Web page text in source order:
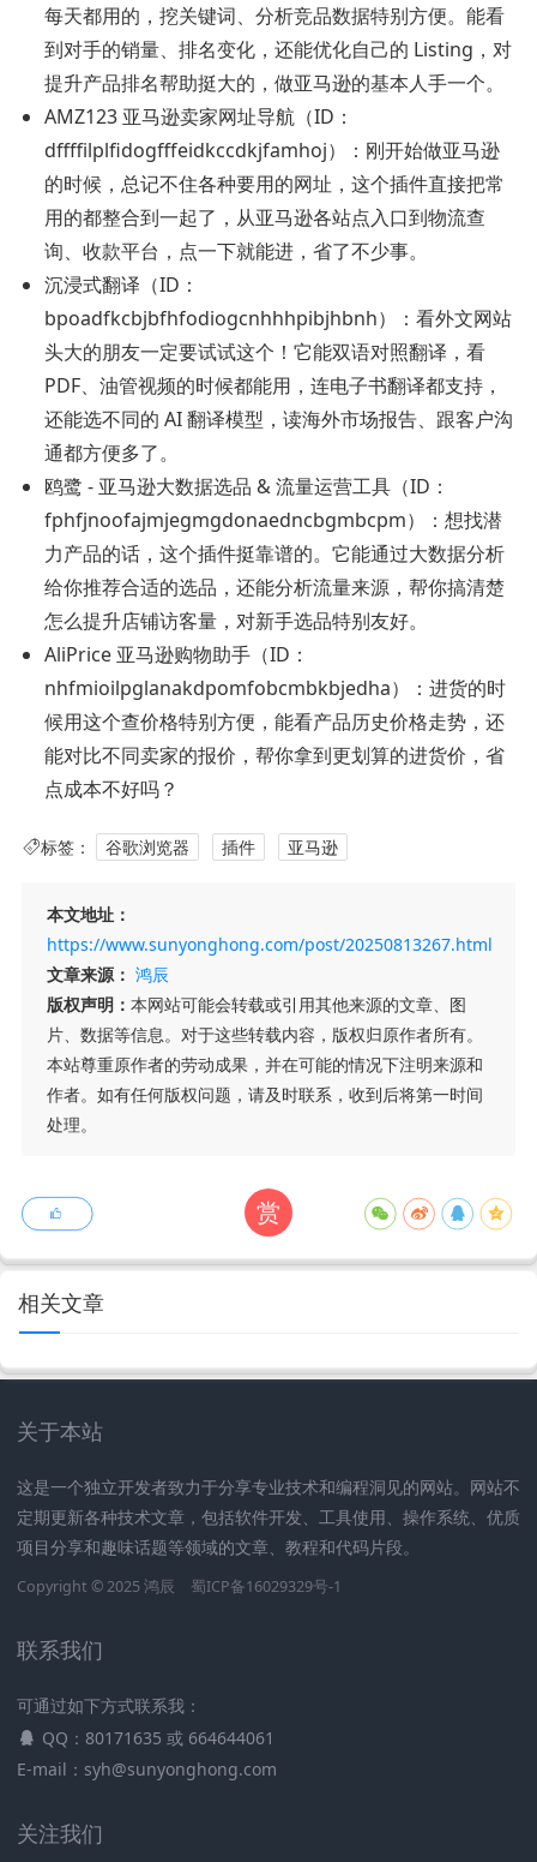
每天都用的，挖关键词、分析竞品数据特别方便。能看
到对手的销量、排名变化，还能优化自己的 Listing，对
提升产品排名帮助挺大的，做亚马逊的基本人手一个。
AMZ123 亚马逊卖家网址导航（ID：
dffffilplfidogfffeidkccdkjfamhoj）：刚开始做亚马逊
的时候，总记不住各种要用的网址，这个插件直接把常
用的都整合到一起了，从亚马逊各站点入口到物流查
询、收款平台，点一下就能进，省了不少事。
沉浸式翻译（ID：
bpoadfkcbjbfhfodiogcnhhhpibjhbnh）：看外文网站
头大的朋友一定要试试这个！它能双语对照翻译，看
PDF、油管视频的时候都能用，连电子书翻译都支持，
还能选不同的 AI 翻译模型，读海外市场报告、跟客户沟
通都方便多了。
鸥鹭 - 亚马逊大数据选品 & 流量运营工具（ID：
fphfjnoofajmjegmgdonaedncbgmbcpm）：想找潜
力产品的话，这个插件挺靠谱的。它能通过大数据分析
给你推荐合适的选品，还能分析流量来源，帮你搞清楚
怎么提升店铺访客量，对新手选品特别友好。
AliPrice 亚马逊购物助手（ID：
nhfmioilpglanakdpomfobcmbkbjedha）：进货的时
候用这个查价格特别方便，能看产品历史价格走势，还
能对比不同卖家的报价，帮你拿到更划算的进货价，省
点成本不好吗？
标签： 谷歌浏览器 插件 亚马逊
本文地址：
https://www.sunyonghong.com/post/20250813267.html
文章来源： 鸿辰
版权声明： 本网站可能会转载或引用其他来源的文章、图
片、数据等信息。对于这些转载内容，版权归原作者所有。
本站尊重原作者的劳动成果，并在可能的情况下注明来源和
作者。如有任何版权问题，请及时联系，收到后将第一时间
处理。
赏
相关文章
关于本站
这是一个独立开发者致力于分享专业技术和编程洞见的网站。网站不
定期更新各种技术文章，包括软件开发、工具使用、操作系统、优质
项目分享和趣味话题等领域的文章、教程和代码片段。
Copyright © 2025鸿辰 蜀ICP备16029329号-1
联系我们
可通过如下方式联系我：
QQ：80171635 或 664644061
E-mail：syh@sunyonghong.com
关注我们